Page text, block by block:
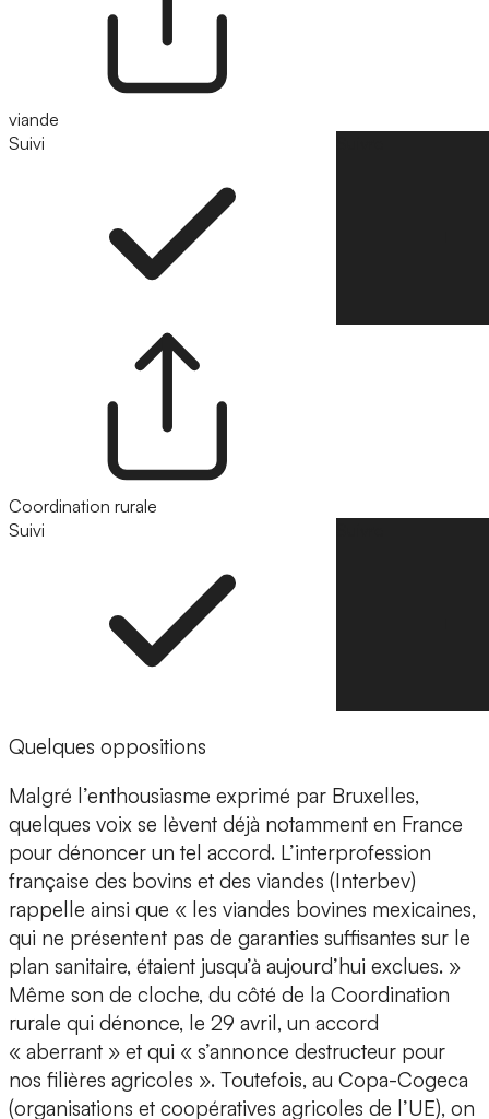
viande
Suivi
Coordination rurale
Suivi
Quelques oppositions
Malgré l’enthousiasme exprimé par Bruxelles,
quelques voix se lèvent déjà notamment en France
pour dénoncer un tel accord. L’interprofession
française des bovins et des viandes (Interbev)
rappelle ainsi que « les viandes bovines mexicaines,
qui ne présentent pas de garanties suffisantes sur le
plan sanitaire, étaient jusqu’à aujourd’hui exclues. »
Même son de cloche, du côté de la Coordination
rurale qui dénonce, le 29 avril, un accord
« aberrant » et qui « s’annonce destructeur pour
nos filières agricoles ». Toutefois, au Copa-Cogeca
(organisations et coopératives agricoles de l’UE), on